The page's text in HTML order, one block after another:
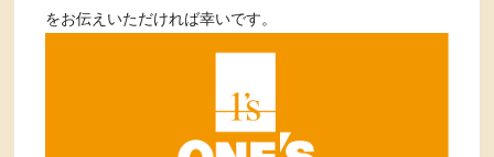
をお伝えいただければ幸いです。